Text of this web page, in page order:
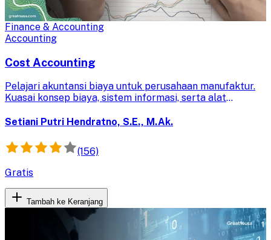
Finance & Accounting
Accounting
Cost Accounting
Pelajari akuntansi biaya untuk perusahaan manufaktur.
Kuasai konsep biaya, sistem informasi, serta alat
keputusan bisnis yang efektif.
Setiani Putri Hendratno, S.E., M.Ak.
(156)
Gratis
Tambah ke Keranjang